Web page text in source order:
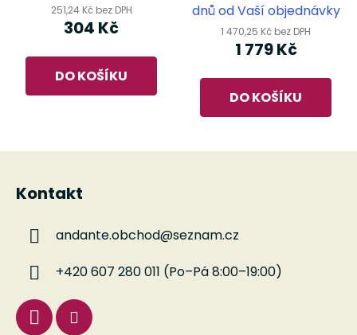
251,24 Kč bez DPH
304 Kč
DO KOŠÍKU
dnů od Vaší objednávky
1 470,25 Kč bez DPH
1 779 Kč
DO KOŠÍKU
Z
Kontakt
andante.obchod@seznam.cz
+420 607 280 011 (Po–Pá 8:00–19:00)